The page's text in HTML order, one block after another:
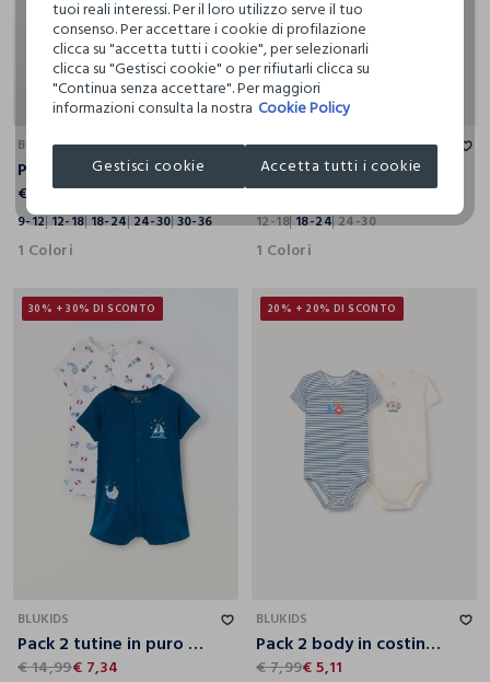
12-18 18-24 24-30 30-36
BLUKIDS
Pack 3 body in interlock di puro cotone neonato
€ 12,99
9-12 12-18 18-24 24-30 30-36
1 Colori
12-18 18-24 24-30
BLUKIDS
€ 9,99€ 5,59
12-18 18-24 24-30
1 Colori
30% + 30% DI SCONTO
BLUKIDS
Pack 2 tutine in puro cotone neonato
€ 14,99€ 7,34
20% + 20% DI SCONTO
BLUKIDS
Pack 2 body in costina di puro cotone
€ 7,99€ 5,11
tuoi reali interessi. Per il loro utilizzo serve il tuo
consenso. Per accettare i cookie di profilazione
clicca su "accetta tutti i cookie", per selezionarli
clicca su "Gestisci cookie" o per rifiutarli clicca su
"Continua senza accettare". Per maggiori
informazioni consulta la nostra Cookie Policy
Gestisci cookie Accetta tutti i cookie